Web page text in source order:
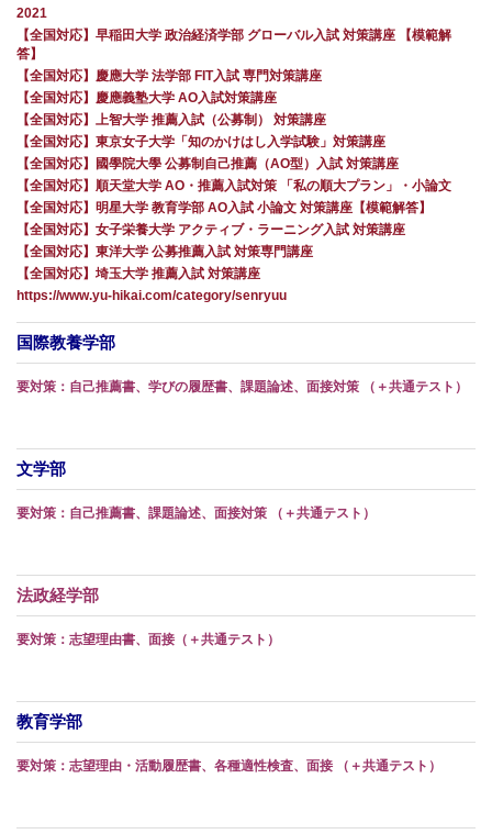
2021
【全国対応】早稲田大学 政治経済学部 グローバル入試 対策講座 【模範解
答】
【全国対応】慶應大学 法学部 FIT入試 専門対策講座
【全国対応】慶應義塾大学 AO入試対策講座
【全国対応】上智大学 推薦入試（公募制） 対策講座
【全国対応】東京女子大学「知のかけはし入学試験」対策講座
【全国対応】國學院大學 公募制自己推薦（AO型）入試 対策講座
【全国対応】順天堂大学 AO・推薦入試対策 「私の順大プラン」・小論文
【全国対応】明星大学 教育学部 AO入試 小論文 対策講座【模範解答】
【全国対応】女子栄養大学 アクティブ・ラーニング入試 対策講座
【全国対応】東洋大学 公募推薦入試 対策専門講座
【全国対応】埼玉大学 推薦入試 対策講座
https://www.yu-hikai.com/category/senryuu
国際教養学部
要対策：自己推薦書、学びの履歴書、課題論述、面接対策 （＋共通テスト）
文学部
要対策：自己推薦書、課題論述、面接対策 （＋共通テスト）
法政経学部
要対策：志望理由書、面接（＋共通テスト）
教育学部
要対策：志望理由・活動履歴書、各種適性検査、面接 （＋共通テスト）